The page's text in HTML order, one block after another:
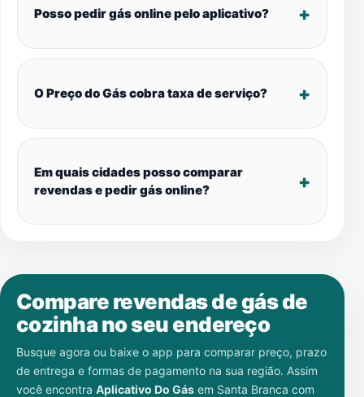
Posso pedir gás online pelo aplicativo?
O Preço do Gás cobra taxa de serviço?
Em quais cidades posso comparar
revendas e pedir gás online?
Compare revendas de gás de
cozinha no seu endereço
Busque agora ou baixe o app para comparar preço, prazo
de entrega e formas de pagamento na sua região. Assim
você encontra Aplicativo Do Gás em Santa Branca com